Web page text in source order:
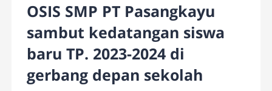
OSIS SMP PT Pasangkayu
sambut kedatangan siswa
baru TP. 2023-2024 di
gerbang depan sekolah